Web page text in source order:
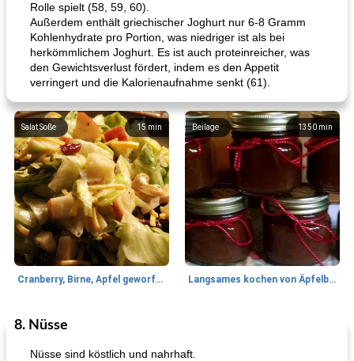
Rolle spielt (58, 59, 60).
Außerdem enthält griechischer Joghurt nur 6-8 Gramm
Kohlenhydrate pro Portion, was niedriger ist als bei
herkömmlichem Joghurt. Es ist auch proteinreicher, was
den Gewichtsverlust fördert, indem es den Appetit
verringert und die Kalorienaufnahme senkt (61).
15min
Salat Soße
Cranberry, Birne, Apfel geworfener Salat
1350 min
Beilage
Langsames kochen von Äpfelbutter
Lamm
8. Nüsse
Nüsse sind köstlich und nahrhaft.